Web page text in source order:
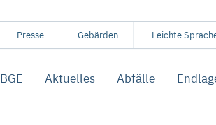
Presse Gebärden Leichte
BGE Aktuelles Abfälle